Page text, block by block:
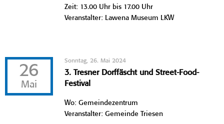
Zeit: 13.00 Uhr bis 17.00 Uhr
Veranstalter: Lawena Museum LKW
26
Mai
Sonntag, 26. Mai 2024
3. Tresner Dorffäscht und Street-Food-
Festival
Wo: Gemeindezentrum
Veranstalter: Gemeinde Triesen